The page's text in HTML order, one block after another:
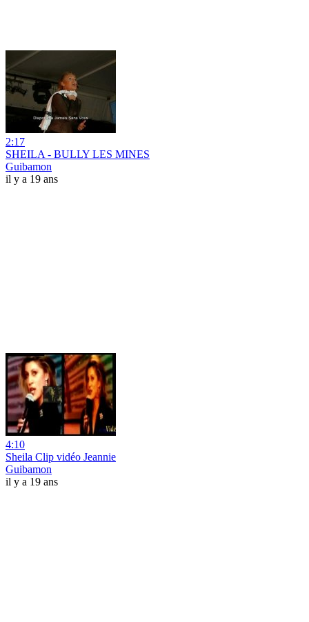
2:17
SHEILA - BULLY LES MINES
Guibamon
il y a 19 ans
4:10
Sheila Clip vidéo Jeannie
Guibamon
il y a 19 ans